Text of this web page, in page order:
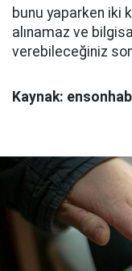
bunu yaparken iki
alınamaz ve
verebileceğiniz
Kaynak: